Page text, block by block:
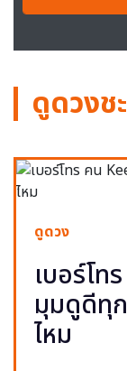
ดูดวงช
ดูดวง
เบอร์โท
มุมดูดีทุ
ไหม